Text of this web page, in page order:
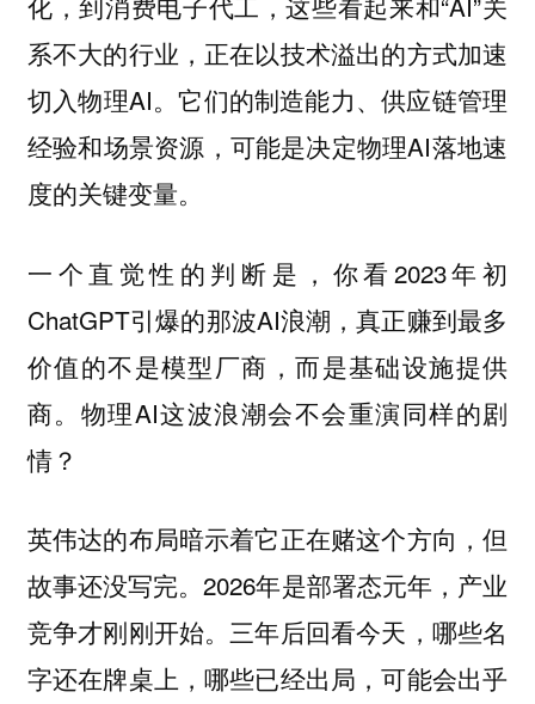
系不大的行业，正在以技术溢出的方式加速
切入物理AI。它们的制造能力、供应链管理
经验和场景资源，可能是决定物理AI落地速
度的关键变量。
一个直觉性的判断是，你看2023年初
ChatGPT引爆的那波AI浪潮，真正赚到最多
价值的不是模型厂商，而是基础设施提供
商。物理AI这波浪潮会不会重演同样的剧
情？
英伟达的布局暗示着它正在赌这个方向，但
故事还没写完。2026年是部署态元年，产业
竞争才刚刚开始。三年后回看今天，哪些名
字还在牌桌上，哪些已经出局，可能会出乎